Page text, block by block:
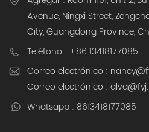
Avenue, Ningxi Street,
City, Guangdong Province,
Teléfono : +86 13418177085
Correo electrónico :
Correo electrónico :
Whatsapp : 8613418177085